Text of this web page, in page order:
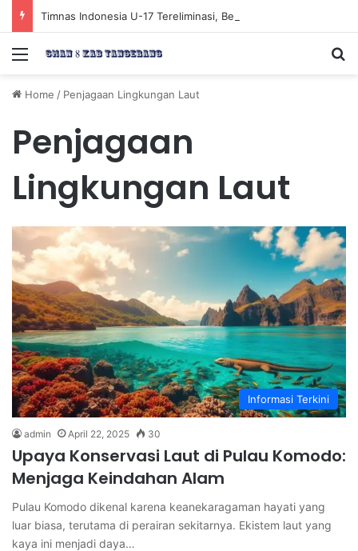
Menu
Home / Penjagaan Lingkungan Laut
Penjagaan
Lingkungan Laut
Informasi Terkini
admin April 22, 2025 30
Upaya Konservasi Laut di Pulau Komodo:
Menjaga Keindahan Alam
Pulau Komodo dikenal karena keanekaragaman hayati yang
luar biasa, terutama di perairan sekitarnya. Ekistem laut yang
kaya ini menjadi daya…